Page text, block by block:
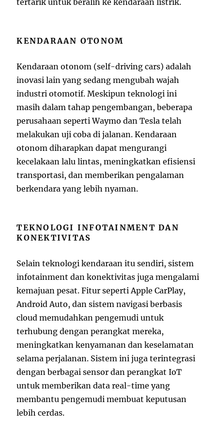
KENDARAAN OTONOM
Kendaraan otonom (self-driving cars) adalah
inovasi lain yang sedang mengubah wajah
industri otomotif. Meskipun teknologi ini
masih dalam tahap pengembangan, beberapa
perusahaan seperti Waymo dan Tesla telah
melakukan uji coba di jalanan. Kendaraan
otonom diharapkan dapat mengurangi
kecelakaan lalu lintas, meningkatkan efisiensi
transportasi, dan memberikan pengalaman
berkendara yang lebih nyaman.
TEKNOLOGI INFOTAINMENT DAN
KONEKTIVITAS
Selain teknologi kendaraan itu sendiri, sistem
infotainment dan konektivitas juga mengalami
kemajuan pesat. Fitur seperti Apple CarPlay,
Android Auto, dan sistem navigasi berbasis
cloud memudahkan pengemudi untuk
terhubung dengan perangkat mereka,
meningkatkan kenyamanan dan keselamatan
selama perjalanan. Sistem ini juga terintegrasi
dengan berbagai sensor dan perangkat IoT
untuk memberikan data real-time yang
membantu pengemudi membuat keputusan
lebih cerdas.